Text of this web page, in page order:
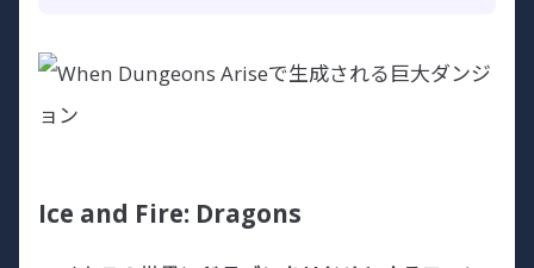
Ice and Fire: Dragons